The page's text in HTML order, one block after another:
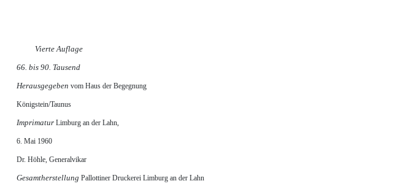
Vierte Auflage
66. bis 90. Tausend
Herausgegeben vom Haus der Begegnung
Königstein/Taunus
ImprimaturLimburg an der Lahn,
6. Mai 1960
Dr. Höhle, Generalvikar
GesamtherstellungPallottiner Druckerei Limburg an der Lahn